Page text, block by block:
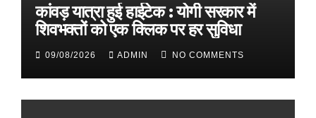
कांवड़ यात्रा हुई हाईटेक : योगी सरकार में
शिवभक्तों को एक क्लिक पर हर सुविधा
09/08/2026 ADMIN NO COMMENTS